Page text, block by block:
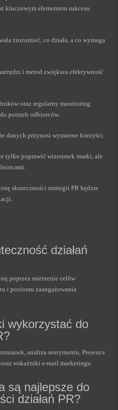
kluczowym elementem sukcesu
zrozumieć, co działa, a co wymaga
i metod zwiększa efektywność
oraz regularny monitoring
potrzeb odbiorców.
danych przynosi wymierne korzyści.
tylko poprawić wizerunek marki, ale
skuteczności strategii PR będzie
działań
poprzez mierzenie celów
i poziomu zaangażowania
wykorzystać do
analiza sentymentu, Presence
oraz wskaźniki e-mail marketingu.
są najlepsze do
działań PR?